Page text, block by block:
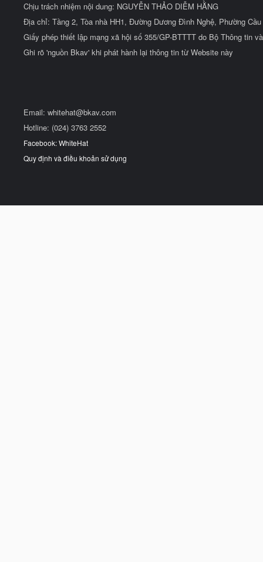
Chịu trách nhiệm nội dung: NGUYỄN THẢO DIỄM HẰNG
Địa chỉ: Tầng 2, Tòa nhà HH1, Đường Dương Đình Nghệ, Phường
Giấy phép thiết lập mạng xã hội số 355/GP-BTTTT do Bộ Thông tin
Ghi rõ 'nguồn Bkav' khi phát hành lại thông tin từ Website này
Email: whitehat@bkav.com
Hotline: (024) 3763 2552
Facebook: WhiteHat
Quy định và điều khoản sử dụng